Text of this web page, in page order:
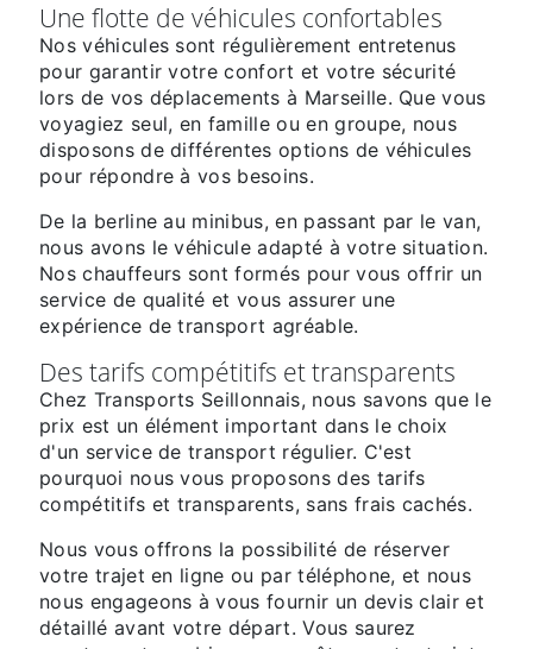
Une flotte de véhicules confortables
Nos véhicules sont régulièrement entretenus
pour garantir votre confort et votre sécurité
lors de vos déplacements à Marseille. Que vous
voyagiez seul, en famille ou en groupe, nous
disposons de différentes options de véhicules
pour répondre à vos besoins.
De la berline au minibus, en passant par le van,
nous avons le véhicule adapté à votre situation.
Nos chauffeurs sont formés pour vous offrir un
service de qualité et vous assurer une
expérience de transport agréable.
Des tarifs compétitifs et transparents
Chez Transports Seillonnais, nous savons que le
prix est un élément important dans le choix
d'un service de transport régulier. C'est
pourquoi nous vous proposons des tarifs
compétitifs et transparents, sans frais cachés.
Nous vous offrons la possibilité de réserver
votre trajet en ligne ou par téléphone, et nous
nous engageons à vous fournir un devis clair et
détaillé avant votre départ. Vous saurez